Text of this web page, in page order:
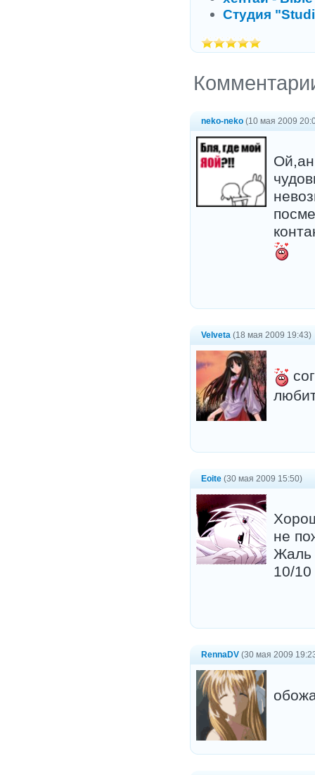
Студия
neko-neko (10 мая 2009
Velveta (18 мая 2009 19:43)
Eoite (30 мая 2009 15:50)
не
Жаль
10/10
RennaDV (30 мая 2009